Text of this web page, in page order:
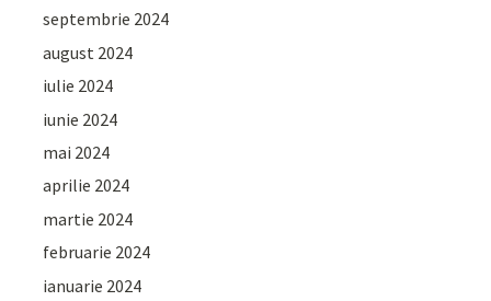
septembrie 2024
august 2024
iulie 2024
iunie 2024
mai 2024
aprilie 2024
martie 2024
februarie 2024
ianuarie 2024